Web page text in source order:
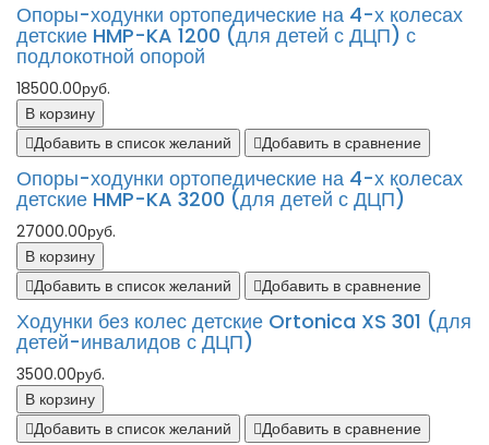
Опоры-ходунки ортопедические на 4-х колесах
детские HMP-KA 1200 (для детей с ДЦП) с
подлокотной опорой
18500.00руб.
В корзину
Добавить в список желаний
Добавить в сравнение
Опоры-ходунки ортопедические на 4-х колесах
детские HMP-KA 3200 (для детей с ДЦП)
27000.00руб.
В корзину
Добавить в список желаний
Добавить в сравнение
Ходунки без колес детские Ortonica XS 301 (для
детей-инвалидов с ДЦП)
3500.00руб.
В корзину
Добавить в список желаний
Добавить в сравнение